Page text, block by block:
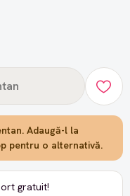
Adaugă-l la
pentru o alternativă.
gratuit!